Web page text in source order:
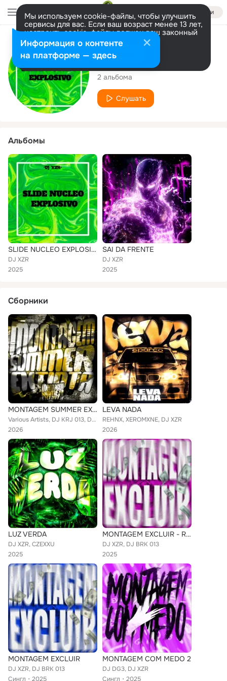
Войти
Мы используем cookie-файлы, чтобы улучшить
сервисы для вас. Если ваш возраст менее 13 лет,
настроить cookie-файлы должен ваш законный
представитель. Больше информации
Разрешить все Настроить
Исполнитель
DJ XZR
2 альбома
Слушать
Альбомы
SLIDE NUCLEO EXPLOSIVO
DJ XZR
2025
SAI DA FRENTE
DJ XZR
2025
Сборники
MONTAGEM SUMMER EXTINTA
Various Artists, DJ KRJ 013, DJ CLOUDYXX, ssCLK, DJ TH7 DA ZL, DJ AKAT DE LKM, DJ SRL, DJ LBN, DJ XZR
2026
LEVA NADA
REHNX, XEROMXNE, DJ XZR
2026
LUZ VERDA
DJ XZR, CZEXXU
2025
MONTAGEM EXCLUIR - Remixes
DJ XZR, DJ BRK 013
2025
MONTAGEM EXCLUIR
DJ XZR, DJ BRK 013
Сингл
2025
MONTAGEM COM MEDO 2
DJ DG3, DJ XZR
Сингл
2025
Информация о контенте
на платформе — здесь